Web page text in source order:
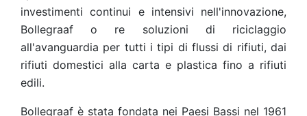
investimenti continui e intensivi nell'innovazione,
Bollegraaf o re soluzioni di riciclaggio
all'avanguardia per tutti i tipi di flussi di rifiuti, dai
rifiuti domestici alla carta e plastica fino a rifiuti
edili.
Bollegraaf è stata fondata nei Paesi Bassi nel 1961